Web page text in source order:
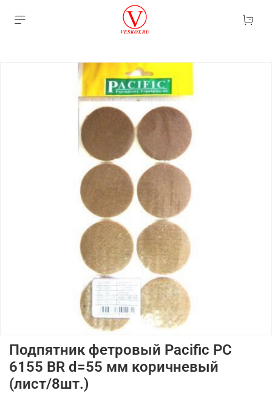
Подпятник фетровый Pacific PC
6155 BR d=55 мм коричневый
(лист/8шт.)